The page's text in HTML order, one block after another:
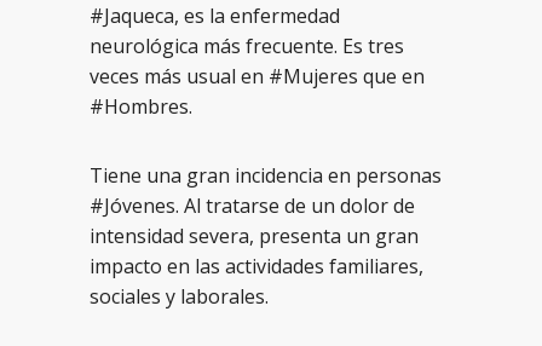
#Jaqueca, es la enfermedad
neurológica más frecuente. Es tres
veces más usual en #Mujeres que en
#Hombres.
Tiene una gran incidencia en personas
#Jóvenes. Al tratarse de un dolor de
intensidad severa, presenta un gran
impacto en las actividades familiares,
sociales y laborales.